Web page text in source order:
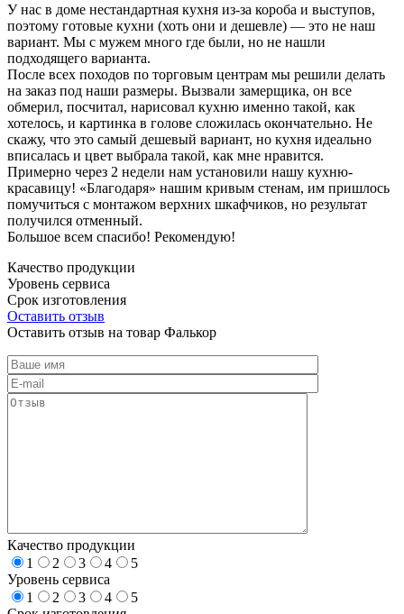
У нас в доме нестандартная кухня из-за короба и выступов,
поэтому готовые кухни (хоть они и дешевле) — это не наш
вариант. Мы с мужем много где были, но не нашли
подходящего варианта.
После всех походов по торговым центрам мы решили делать
на заказ под наши размеры. Вызвали замерщика, он все
обмерил, посчитал, нарисовал кухню именно такой, как
хотелось, и картинка в голове сложилась окончательно. Не
скажу, что это самый дешевый вариант, но кухня идеально
вписалась и цвет выбрала такой, как мне нравится.
Примерно через 2 недели нам установили нашу кухню-
красавицу! «Благодаря» нашим кривым стенам, им пришлось
помучиться с монтажом верхних шкафчиков, но результат
получился отменный.
Большое всем спасибо! Рекомендую!
Качество продукции
Уровень сервиса
Срок изготовления
Оставить отзыв
Оставить отзыв на товар Фалькор
Качество продукции
1
2 3 4
5
Уровень сервиса
1
2 3 4
5